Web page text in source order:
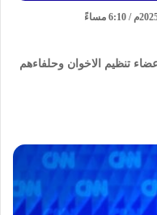
تنظيم الاخوان وحلفاءهم